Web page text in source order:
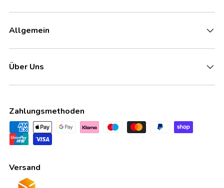
Allgemein
Über Uns
Zahlungsmethoden
Versand